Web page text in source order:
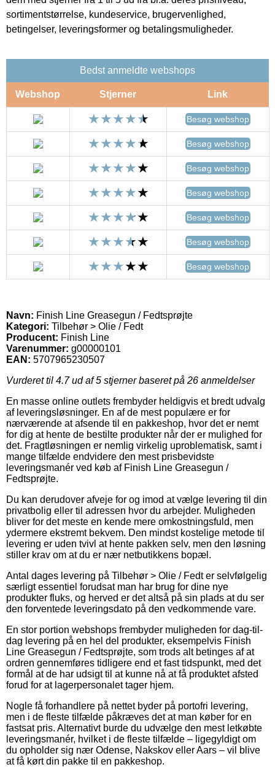
sortimentstørrelse, kundeservice, brugervenlighed,
betingelser, leveringsformer og betalingsmuligheder.
Bedst anmeldte webshops
Webshop Stjerner Link
Besøg webshop
Besøg webshop
Besøg webshop
Besøg webshop
Besøg webshop
Besøg webshop
Besøg webshop
Navn: Finish Line Greasegun / Fedtsprøjte
Kategori: Tilbehør > Olie / Fedt
Producent: Finish Line
Varenummer: g00000101
EAN: 5707965230507
Vurderet til 4.7ud af 5 stjerner baseret på 26 anmeldelser
En masse online outlets frembyder heldigvis et bredt udvalg
af leveringsløsninger. En af de mest populære er for
nærværende at afsende til en pakkeshop, hvor det er nemt
for dig at hente de bestilte produkter når der er mulighed for
det. Fragtløsningen er nemlig virkelig uproblematisk, samt i
mange tilfælde endvidere den mest prisbevidste
leveringsmanér ved køb af Finish Line Greasegun /
Fedtsprøjte.
Du kan derudover afveje for og imod at vælge levering til din
privatbolig eller til adressen hvor du arbejder. Muligheden
bliver for det meste en kende mere omkostningsfuld, men
ydermere ekstremt bekvem. Den mindst kostelige metode til
levering er uden tvivl at hente pakken selv, men den løsning
stiller krav om at du er nær netbutikkens bopæl.
Antal dages levering på Tilbehør > Olie / Fedt er selvfølgelig
særligt essentiel forudsat man har brug for dine nye
produkter fluks, og herved er det altså på sin plads at du ser
den forventede leveringsdato på den vedkommende vare.
En stor portion webshops frembyder muligheden for dag-til-
dag levering på en hel del produkter, eksempelvis Finish
Line Greasegun / Fedtsprøjte, som trods alt betinges af at
ordren gennemføres tidligere end et fast tidspunkt, med det
formål at de har udsigt til at kunne nå at få produktet afsted
forud for at lagerpersonalet tager hjem.
Nogle få forhandlere på nettet byder på portofri levering,
men i de fleste tilfælde påkræves det at man køber for en
fastsat pris. Alternativt burde du udvælge den mest letkøbte
leveringsmanér, hvilket i de fleste tilfælde – ligegyldigt om
du opholder sig nær Odense, Nakskov eller Aars – vil blive
at få kørt din pakke til en pakkeshop.